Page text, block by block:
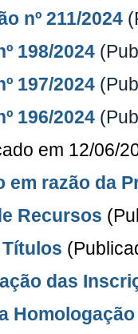
nº 211/2024
198/2024
197/2024
196/2024
em 12/06/
razão da
Recursos
das